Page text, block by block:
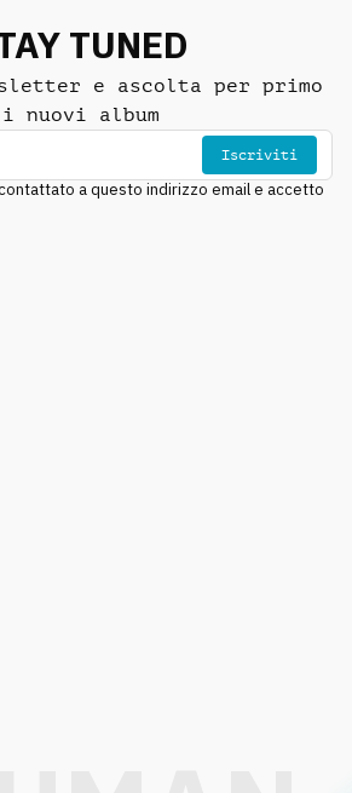
TUNED
e ascolta per primo
i nuovi album
Iscriviti
a questo indirizzo email e accetto